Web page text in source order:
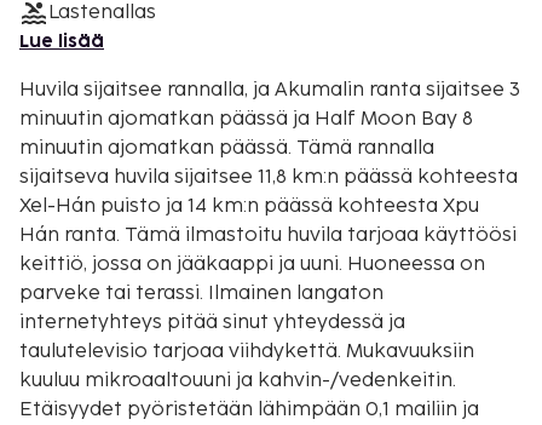
Lastenallas
Lue lisää
Huvila sijaitsee rannalla, ja Akumalin ranta sijaitsee 3
minuutin ajomatkan päässä ja Half Moon Bay 8
minuutin ajomatkan päässä. Tämä rannalla
sijaitseva huvila sijaitsee 11,8 km:n päässä kohteesta
Xel-Hán puisto ja 14 km:n päässä kohteesta Xpu
Hán ranta. Tämä ilmastoitu huvila tarjoaa käyttöösi
keittiö, jossa on jääkaappi ja uuni. Huoneessa on
parveke tai terassi. Ilmainen langaton
internetyhteys pitää sinut yhteydessä ja
taulutelevisio tarjoaa viihdykettä. Mukavuuksiin
kuuluu mikroaaltouuni ja kahvin-/vedenkeitin.
Etäisyydet pyöristetään lähimpään 0,1 mailiin ja